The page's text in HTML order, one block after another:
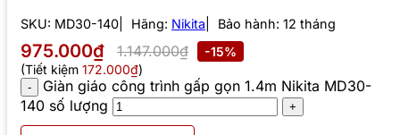
SKU: MD30-140 Hãng: Nikita Bảo hành: 12 tháng
975.000₫ 1.147.000₫
-15%
(Tiết kiệm 172.000₫)
Giàn giáo công trình gấp gọn 1.4m Nikita MD30-
140 số lượng